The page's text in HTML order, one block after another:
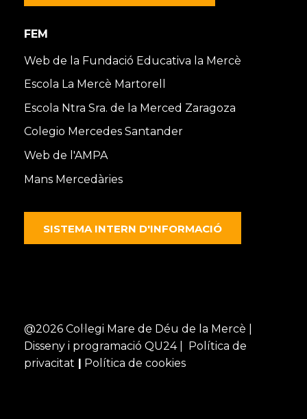
FEM
Web de la Fundació Educativa la Mercè
Escola La Mercè Martorell
Escola Ntra Sra. de la Merced Zaragoza
Colegio Mercedes Santander
Web de l'AMPA
Mans Mercedàries
SISTEMA INTERN D'INFORMACIÓ
@2026 Col·legi Mare de Déu de la Mercè |
Disseny i programació QU24 |
Política de
privacitat
Política de cookies